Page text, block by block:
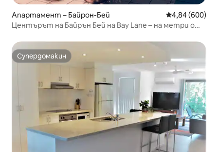
Апартамент – Байрон-Бей Средна
4,84 (600)
Центърът на Байрън Бей на Bay Lane – на метри от
Супердомакин
Супердомакин